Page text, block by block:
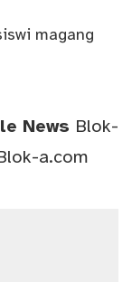
magang
News Blok-
a.com